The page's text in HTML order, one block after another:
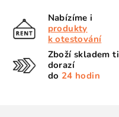
Nabízíme i
produkty
k otestování
Zboží skladem ti
dorazí
do 24 hodin